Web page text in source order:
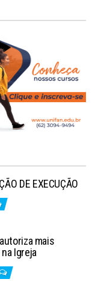
DE EXECUÇÃO
mais
Igreja